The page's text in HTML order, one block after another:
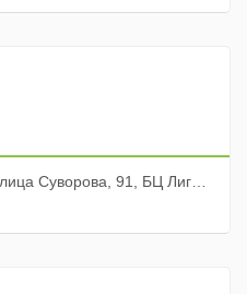
91, БЦ Лига Наций, эт. 4